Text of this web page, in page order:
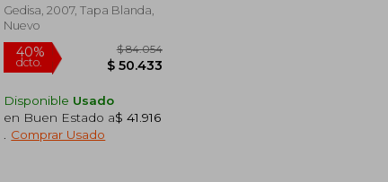
$ 111.481
$ 55.740
Gedisa, 2007, Tapa Blanda,
Nuevo
Disponible Usado
en Buen Estado a$ 41.916
Comprar Usado